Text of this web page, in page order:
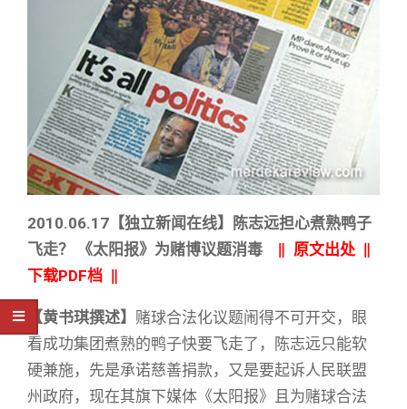
2010.06.17【独立新闻在线】陈志远担心煮熟鸭子
飞走？ 《太阳报》为赌博议题消毒
原文出处‖
下载PDF档
【黄书琪撰述】 赌球合法化议题闹得不可开交，眼
看成功集团煮熟的鸭子快要飞走了，陈志远只能软
硬兼施，先是承诺慈善捐款，又是要起诉人民联盟
州政府，现在其旗下媒体《太阳报》且为赌球合法